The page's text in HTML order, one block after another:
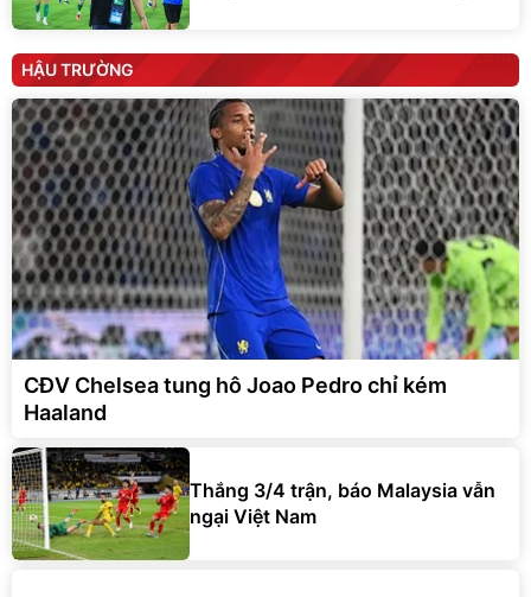
HẬU TRƯỜNG
CĐV Chelsea tung hô Joao Pedro chỉ kém
Haaland
Thắng 3/4 trận, báo Malaysia vẫn
ngại Việt Nam